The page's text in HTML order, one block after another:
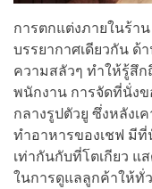
การตกแต่งภายในร้า
บรรยากาศเดียวกัน ด้
ความสลัวๆ ทำให้รู้สึ
พนักงาน การจัดที่นั่งข
กลางรูปตัวยู ซึ่งหลังเ
ทำอาหารของเชฟ มีที่
เท่ากันกับที่โตเกียว แ
ในการดูแลลูกค้าให้ทั่